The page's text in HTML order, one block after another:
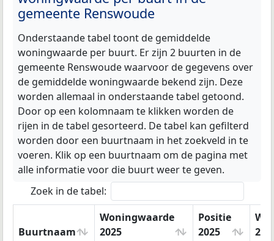
gemeente Renswoude
Onderstaande tabel toont de gemiddelde
woningwaarde per buurt. Er zijn 2 buurten in de
gemeente Renswoude waarvoor de gegevens over
de gemiddelde woningwaarde bekend zijn. Deze
worden allemaal in onderstaande tabel getoond.
Door op een kolomnaam te klikken worden de
rijen in de tabel gesorteerd. De tabel kan gefilterd
worden door een buurtnaam in het zoekveld in te
voeren. Klik op een buurtnaam om de pagina met
alle informatie voor die buurt weer te geven.
Zoek in de tabel:
Buurtnaam
Woningwaarde
2025
Positie
2025